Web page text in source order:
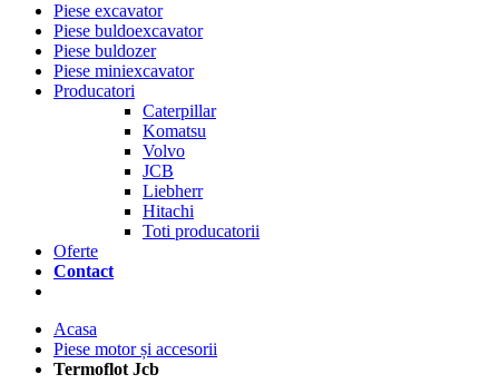
Piese excavator
Piese buldoexcavator
Piese buldozer
Piese miniexcavator
Producatori
Caterpillar
Komatsu
Volvo
JCB
Liebherr
Hitachi
Toti producatorii
Oferte
Contact
Acasa
Piese motor și accesorii
Termoflot Jcb